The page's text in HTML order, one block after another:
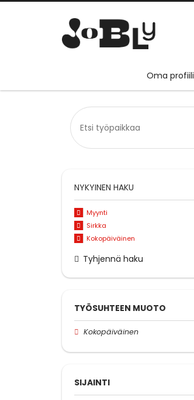
Oma profiili
NYKYINEN HAKU
Myynti
Sirkka
Kokopäiväinen
Tyhjennä haku
TYÖSUHTEEN MUOTO
Kokopäiväinen
SIJAINTI